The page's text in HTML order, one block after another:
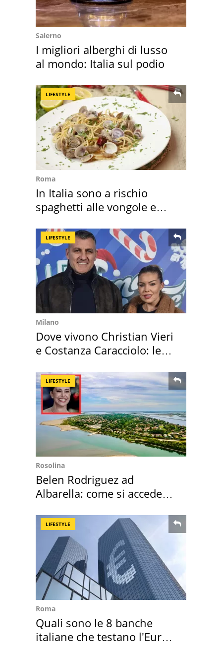
Salerno
I migliori alberghi di lusso
al mondo: Italia sul podio
LIFESTYLE
Roma
In Italia sono a rischio
spaghetti alle vongole e
LIFESTYLE
Milano
Dove vivono Christian Vieri
e Costanza Caracciolo: le
LIFESTYLE
Rosolina
Belen Rodriguez ad
Albarella: come si accede
LIFESTYLE
Roma
Quali sono le 8 banche
italiane che testano l'Euro